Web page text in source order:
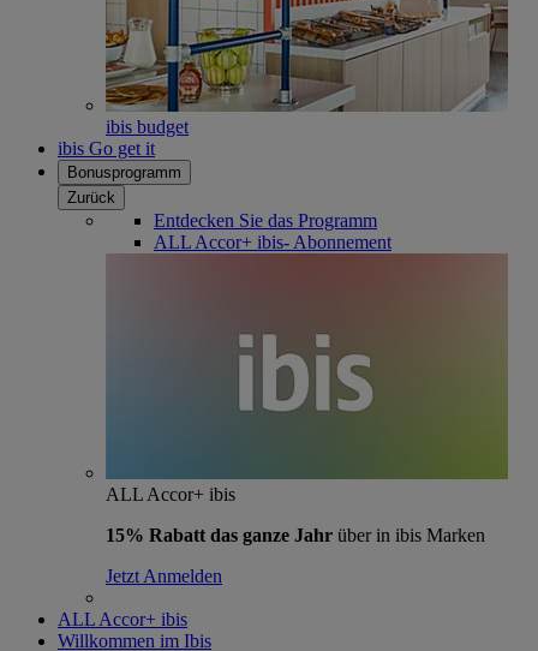
ibis budget
ibis Go get it
Bonusprogramm
Zurück
Entdecken Sie das Programm
ALL Accor+ ibis- Abonnement
ALL Accor+ ibis
15% Rabatt das ganze Jahr über in ibis Marken
Jetzt Anmelden
ALL Accor+ ibis
Willkommen im Ibis